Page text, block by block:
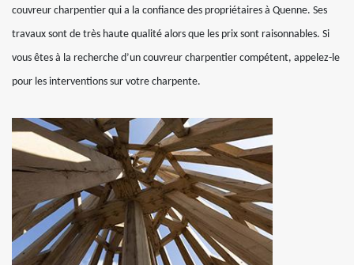
couvreur charpentier qui a la confiance des propriétaires à Quenne. Ses
travaux sont de très haute qualité alors que les prix sont raisonnables. Si
vous êtes à la recherche d’un couvreur charpentier compétent, appelez-le
pour les interventions sur votre charpente.